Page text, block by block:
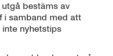
bestäms av
i samband med att
nyhetstips